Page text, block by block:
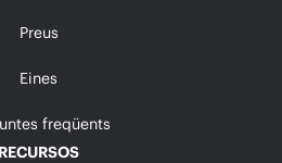
Preus
Eines
freqüents
RECURSOS